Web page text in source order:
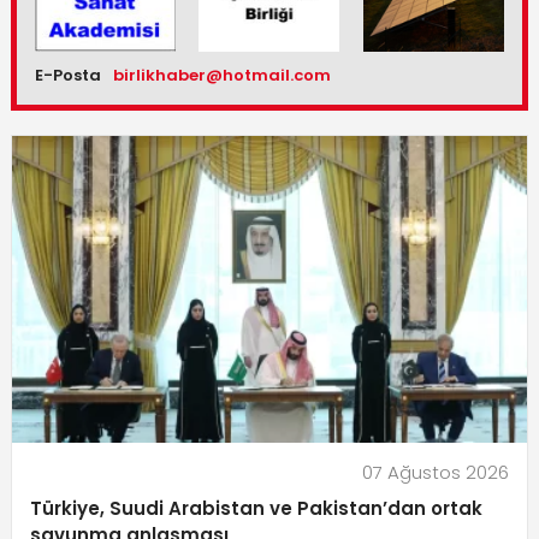
E-Posta birlikhaber@hotmail.com
07 Ağustos 2026
Türkiye, Suudi Arabistan ve Pakistan’dan ortak